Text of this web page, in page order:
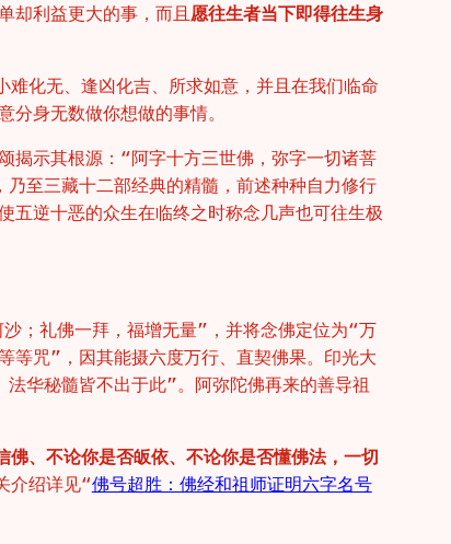
却利益更大的事，而且 愿往生者当下即得往生身
难化无、逢凶化吉、所求如意，并且在我们临命
身无数做你想做的事情。
揭示其根源：“阿字十方三世佛，弥字一切诸菩
至三藏十二部经典的精髓，前述种种自力修行
五逆十恶的众生在临终之时称念几声也可往生极
；礼佛一拜，福增无量”，并将念佛定位为“万
等咒”，因其能摄六度万行、直契佛果。印光大
华秘髓皆不出于此”。阿弥陀佛再来的善导祖
佛、不论你是否皈依、不论你是否懂佛法，一切
介绍详见“佛号超胜：佛经和祖师证明六字名号